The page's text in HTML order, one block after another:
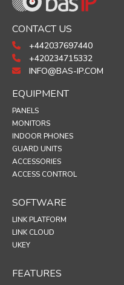
CONTACT US
+442037697440
+420234715332
INFO@BAS-IP.COM
EQUIPMENT
PANELS
MONITORS
INDOOR PHONES
GUARD UNITS
ACCESSORIES
ACCESS CONTROL
SOFTWARE
LINK PLATFORM
LINK CLOUD
UKEY
FEATURES